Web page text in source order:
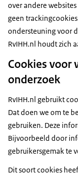
over andere
geen
ondersteuning voor
RvIHH.nl houdt zich
Cookies voor
onderzoek
RvIHH.nl gebruikt
Dat doen we om te
gebruiken. Deze
Bijvoorbeeld door
gebruikersgemak te
Dit soort cookies